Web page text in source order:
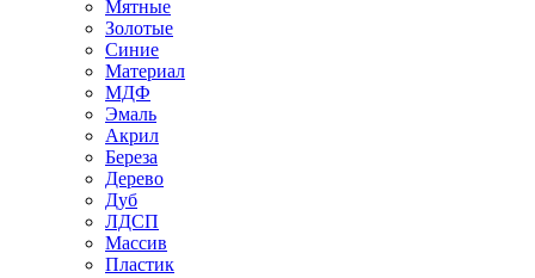
Мятные
Золотые
Синие
Материал
МДФ
Эмаль
Акрил
Береза
Дерево
Дуб
ЛДСП
Массив
Пластик